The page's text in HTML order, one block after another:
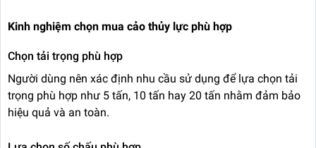
Kinh nghiệm chọn mua cảo thủy lực phù hợp
Chọn tải trọng phù hợp
Người dùng nên xác định nhu cầu sử dụng để lựa chọn tải
trọng phù hợp như 5 tấn, 10 tấn hay 20 tấn nhằm đảm bảo
hiệu quả và an toàn.